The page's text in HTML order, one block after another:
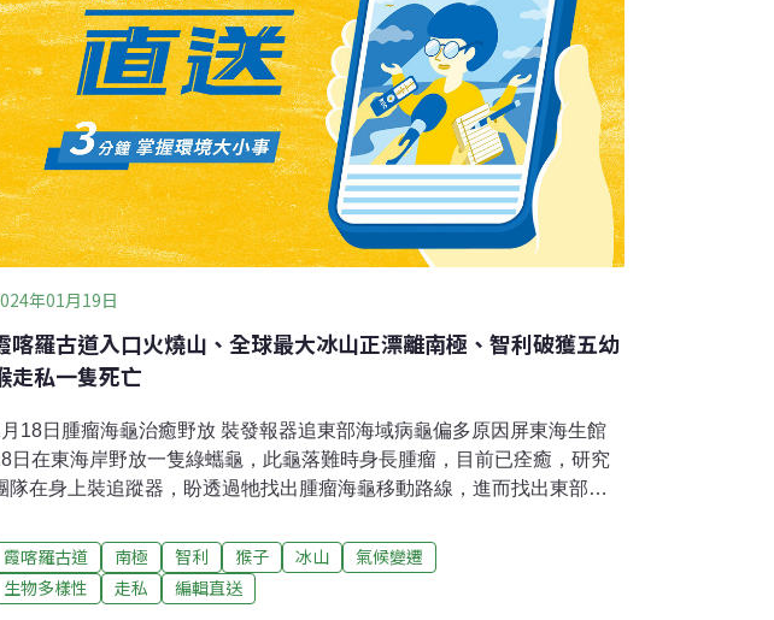
年01月19日
喀羅古道入口火燒山、全球最大冰山正漂離南極、智利破獲五幼
走私一隻死亡
18日腫瘤海龜治癒野放 裝發報器追東部海域病龜偏多原因屏東海生館
日在東海岸野放一隻綠蠵龜，此龜落難時身長腫瘤，目前已痊癒，研究
隊在身上裝追蹤器，盼透過牠找出腫瘤海龜移動路線，進而找出東部海
漏夜處理殘火中新竹縣五峰鄉霞喀羅國家步道石鹿登山口前1公里處，
日下午2點40分傳出火警，新竹縣消防局五峰消防分隊出動2輛消防車4
長征上山打火，在林業署新竹分署巡山員、五峰義消共六人支援下，傍
霞喀羅古道 南極 智利 猴子 冰山
氣候變遷
生物多樣性
走私 編輯直送